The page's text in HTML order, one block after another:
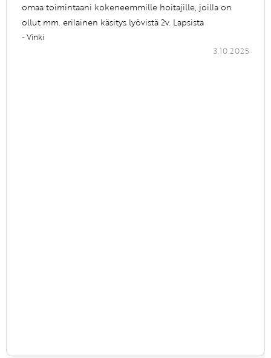
omaa toimintaani kokeneemmille hoitajille, joilla on
ollut mm. erilainen käsitys lyövistä 2v. Lapsista
- Vinki
3.10.2025